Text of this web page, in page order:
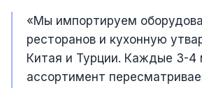
«Мы импортируем
ресторанов и кухонную
Китая и Турции. Каждые 3-4
ассортимент